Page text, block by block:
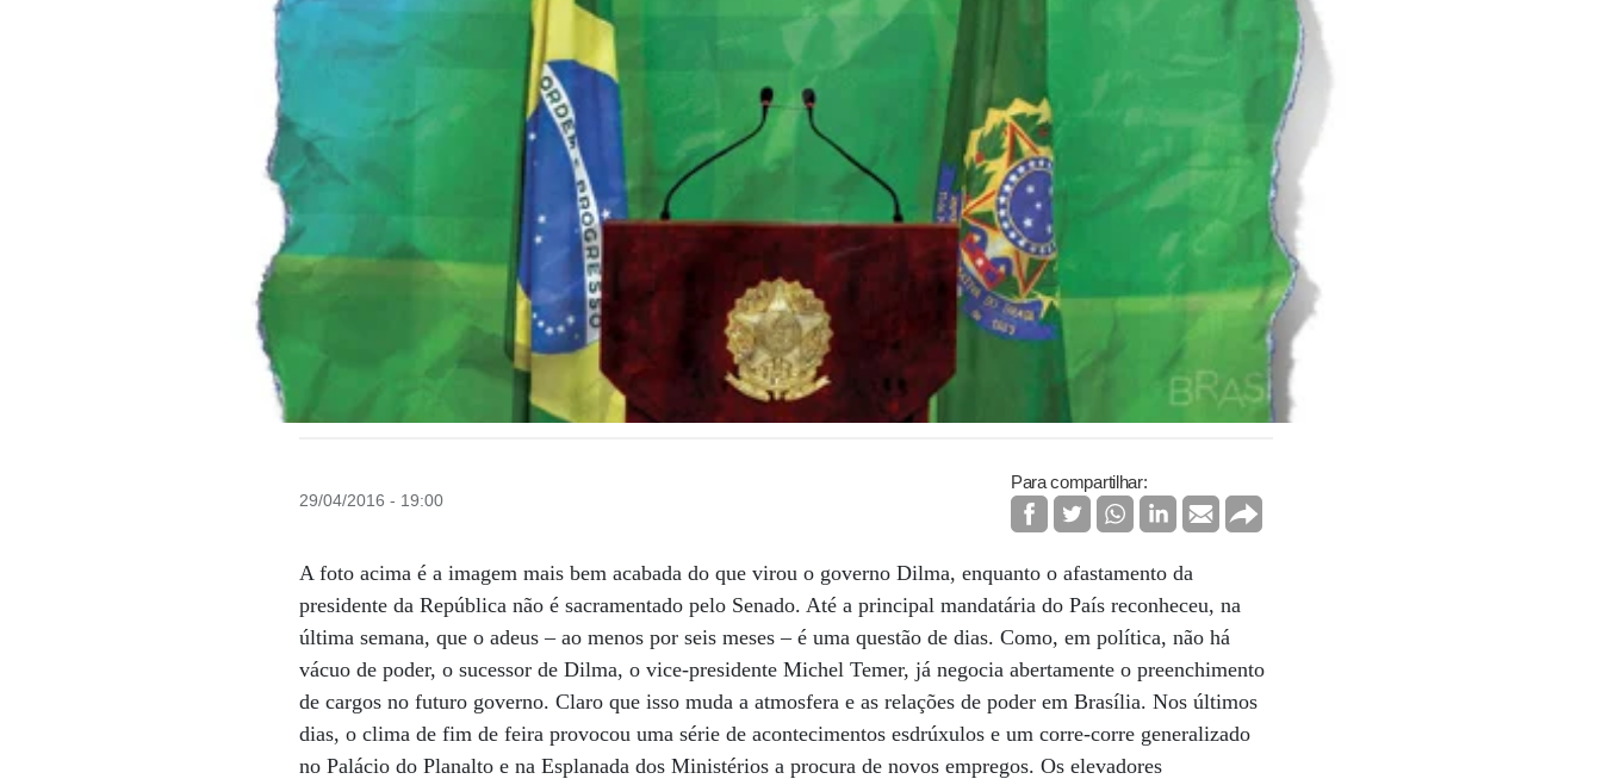
29/04/2016 - 19:00
Para compartilhar:
A foto acima é a imagem mais bem acabada do que virou o governo Dilma, enquanto o afastamento da
presidente da República não é sacramentado pelo Senado. Até a principal mandatária do País reconheceu, na
última semana, que o adeus – ao menos por seis meses – é uma questão de dias. Como, em política, não há
vácuo de poder, o sucessor de Dilma, o vice-presidente Michel Temer, já negocia abertamente o preenchimento
de cargos no futuro governo. Claro que isso muda a atmosfera e as relações de poder em Brasília. Nos últimos
dias, o clima de fim de feira provocou uma série de acontecimentos esdrúxulos e um corre-corre generalizado
no Palácio do Planalto e na Esplanada dos Ministérios a procura de novos empregos. Os elevadores